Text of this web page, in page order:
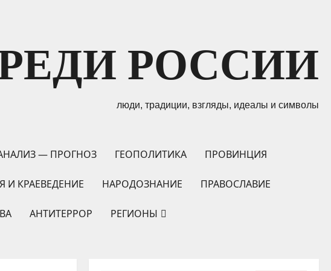
РОССИИ
люди, традиции, взгляды, идеалы и символы
— ПРОГНОЗ ГЕОПОЛИТИКА ПРОВИНЦИЯ
И КРАЕВЕДЕНИЕ НАРОДОЗНАНИЕ ПРАВОСЛАВИЕ
АНТИТЕРРОР РЕГИОНЫ